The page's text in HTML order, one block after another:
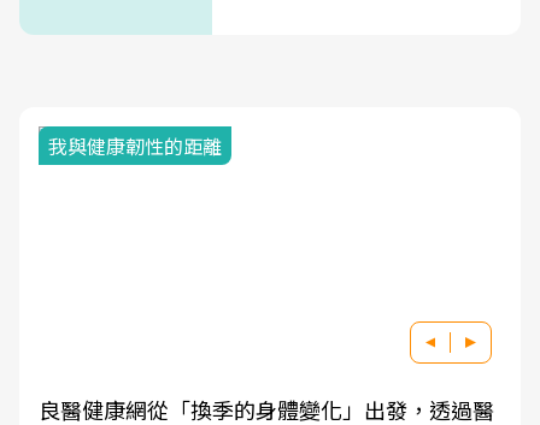
我與健康韌性的距離
良醫健康網從「換季的身體變化」出發，透過醫